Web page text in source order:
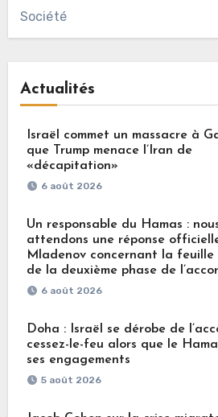
Société
Actualités
Israël commet un massacre à
que Trump menace l’Iran de
«décapitation»
6 août 2026
Un responsable du Hamas :
attendons une réponse
Mladenov concernant la feuille
de la deuxième phase de
6 août 2026
Doha : Israël se dérobe de
cessez-le-feu alors que le
ses engagements
5 août 2026